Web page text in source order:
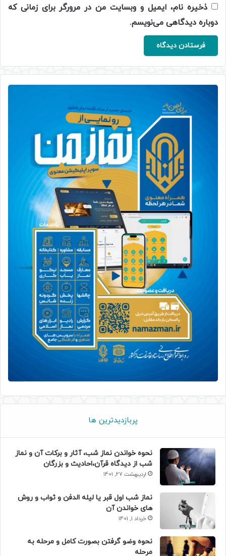
ذخیره نام، ایمیل و وبسایت من در مرورگر برای زمانی که
دوباره دیدگاهی می‌نویسم.
پربازدیدترین ها
نحوه خواندن نماز شب، آثار و برکات آن و نماز
شب از دیدگاه قرآن،احادیث و بزرگان
اردیبهشت 27, 1401
نماز شب اول قبر یا لیله الدفن و ثواب و روش
های خواندن آن
خرداد 1, 1401
نحوه وضو گرفتن بصورت کامل و مرحله به
مرحله